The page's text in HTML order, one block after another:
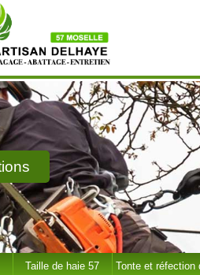
Taille de haie 57
Tonte et réfection